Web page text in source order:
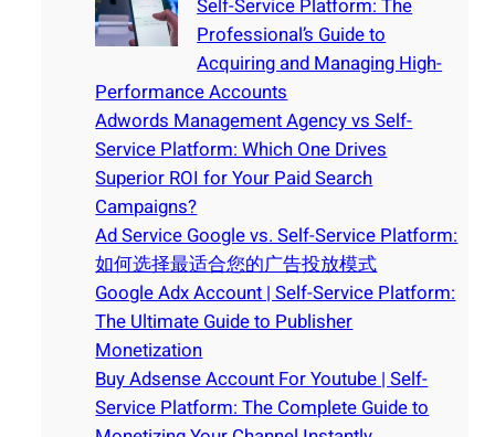
Self-Service Platform: The
Professional’s Guide to
Acquiring and Managing High-
Performance Accounts
Adwords Management Agency vs Self-
Service Platform: Which One Drives
Superior ROI for Your Paid Search
Campaigns?
Ad Service Google vs. Self-Service Platform:
如何选择最适合您的广告投放模式
Google Adx Account | Self-Service Platform:
The Ultimate Guide to Publisher
Monetization
Buy Adsense Account For Youtube | Self-
Service Platform: The Complete Guide to